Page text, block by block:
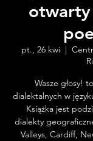
pt., 26 kwi
  |
Wasze głosy!
dialektalnych w
Książka jest
dialekty
Valleys, Cardiff,